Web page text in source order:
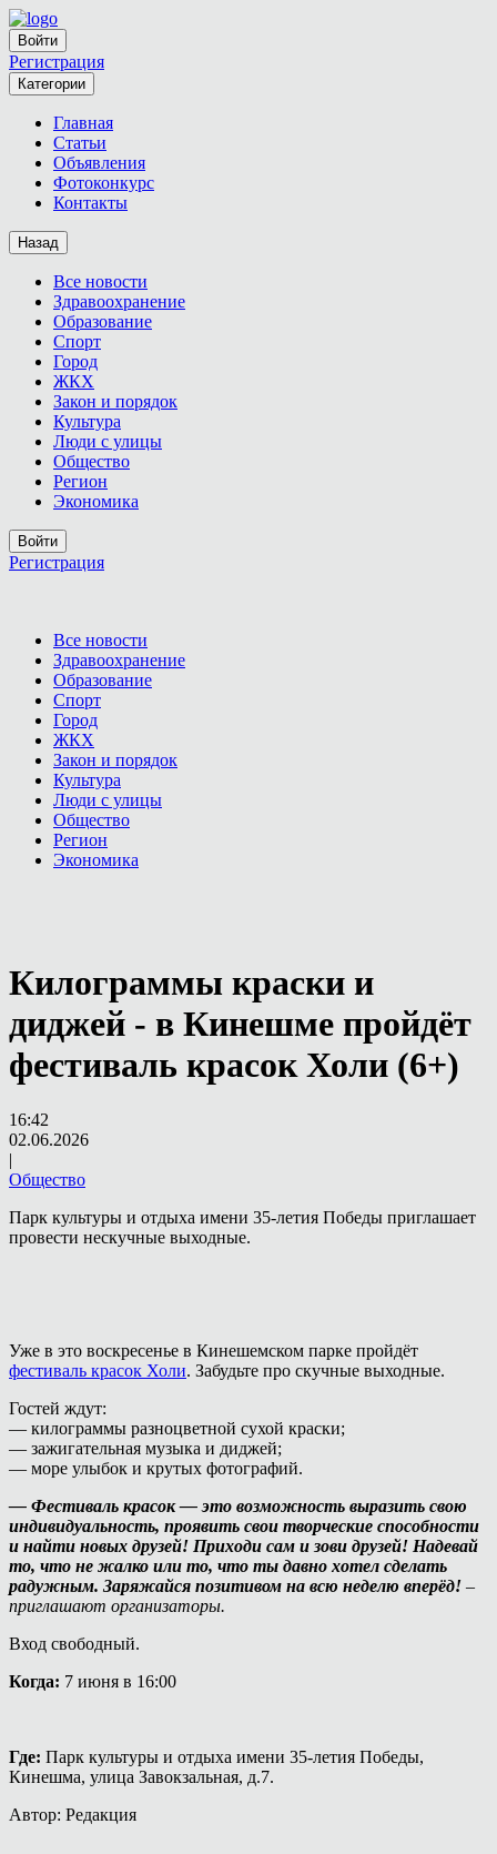
Войти
Регистрация
Категории
Главная
Статьи
Объявления
Фотоконкурс
Контакты
Назад
Все новости
Здравоохранение
Образование
Спорт
Город
ЖКХ
Закон и порядок
Культура
Люди с улицы
Общество
Регион
Экономика
Войти
Регистрация
Все новости
Здравоохранение
Образование
Спорт
Город
ЖКХ
Закон и порядок
Культура
Люди с улицы
Общество
Регион
Экономика
Килограммы краски и
диджей - в Кинешме пройдёт
фестиваль красок Холи (6+)
16:42
02.06.2026
|
Общество
Парк культуры и отдыха имени 35-летия Победы приглашает
провести нескучные выходные.
Уже в это воскресенье в Кинешемском парке пройдёт
фестиваль красок Холи. Забудьте про скучные выходные.
Гостей ждут:
— килограммы разноцветной сухой краски;
— зажигательная музыка и диджей;
— море улыбок и крутых фотографий.
— Фестиваль красок — это возможность выразить свою
индивидуальность, проявить свои творческие способности
и найти новых друзей! Приходи сам и зови друзей! Надевай
то, что не жалко или то, что ты давно хотел сделать
радужным. Заряжайся позитивом на всю неделю вперёд! –
приглашают организаторы.
Вход свободный.
Когда: 7 июня в 16:00
Где: Парк культуры и отдыха имени 35-летия Победы,
Кинешма, улица Завокзальная, д.7.
Автор: Редакция